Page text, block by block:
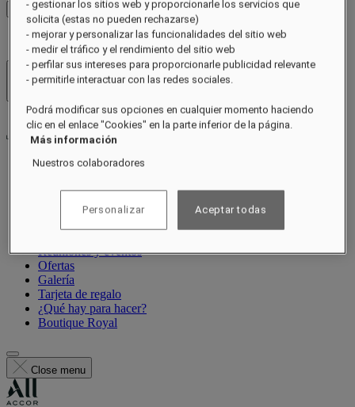
Ver tarifas
Hoteles y resorts
Habitaciones y suites
Restaurantes
Reuniones y eventos
Ofertas
Galería
Tarjeta de regalo
¿Qué hay para hacer?
Boutique Royal
Close menu
- gestionar los sitios web y proporcionarle los servicios que
solicita (estas no pueden rechazarse)
- mejorar y personalizar las funcionalidades del sitio web
- medir el tráfico y el rendimiento del sitio web
- perfilar sus intereses para proporcionarle publicidad relevante
- permitirle interactuar con las redes sociales.
Podrá modificar sus opciones en cualquier momento haciendo
clic en el enlace "Cookies" en la parte inferior de la página.
Más información
Nuestros colaboradores
Personalizar Aceptar todas